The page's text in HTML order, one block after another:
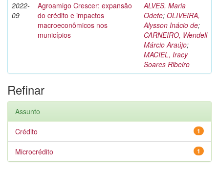
2022-
09
Agroamigo Crescer: expansão
do crédito e impactos
macroeconômicos nos
municípios
ALVES, Maria
Odete; OLIVEIRA,
Alysson Inácio de;
CARNEIRO, Wendell
Márcio Araújo;
MACIEL, Iracy
Soares Ribeiro
Refinar
Assunto
1
Crédito
1
Microcrédito